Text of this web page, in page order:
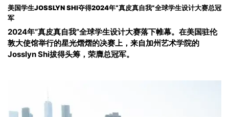
美国学生JOSSLYN SHI夺得2024年“真皮真自我”全球学生设计大赛总冠
军
2024年“真皮真自我”全球学生设计大赛落下帷幕。在美国驻伦
敦大使馆举行的星光熠熠的决赛上，来自加州艺术学院的
Josslyn Shi拔得头筹，荣膺总冠军。